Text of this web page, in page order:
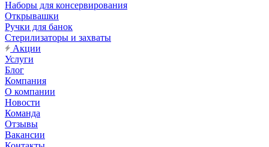
Наборы для консервирования
Открывашки
Ручки для банок
Стерилизаторы и захваты
Акции
Услуги
Блог
Компания
О компании
Новости
Команда
Отзывы
Вакансии